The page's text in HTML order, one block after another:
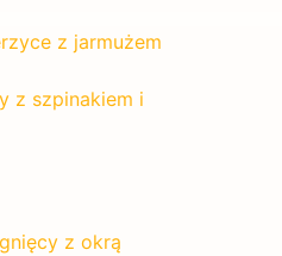
z jarmużem
z szpinakiem i
z okrą